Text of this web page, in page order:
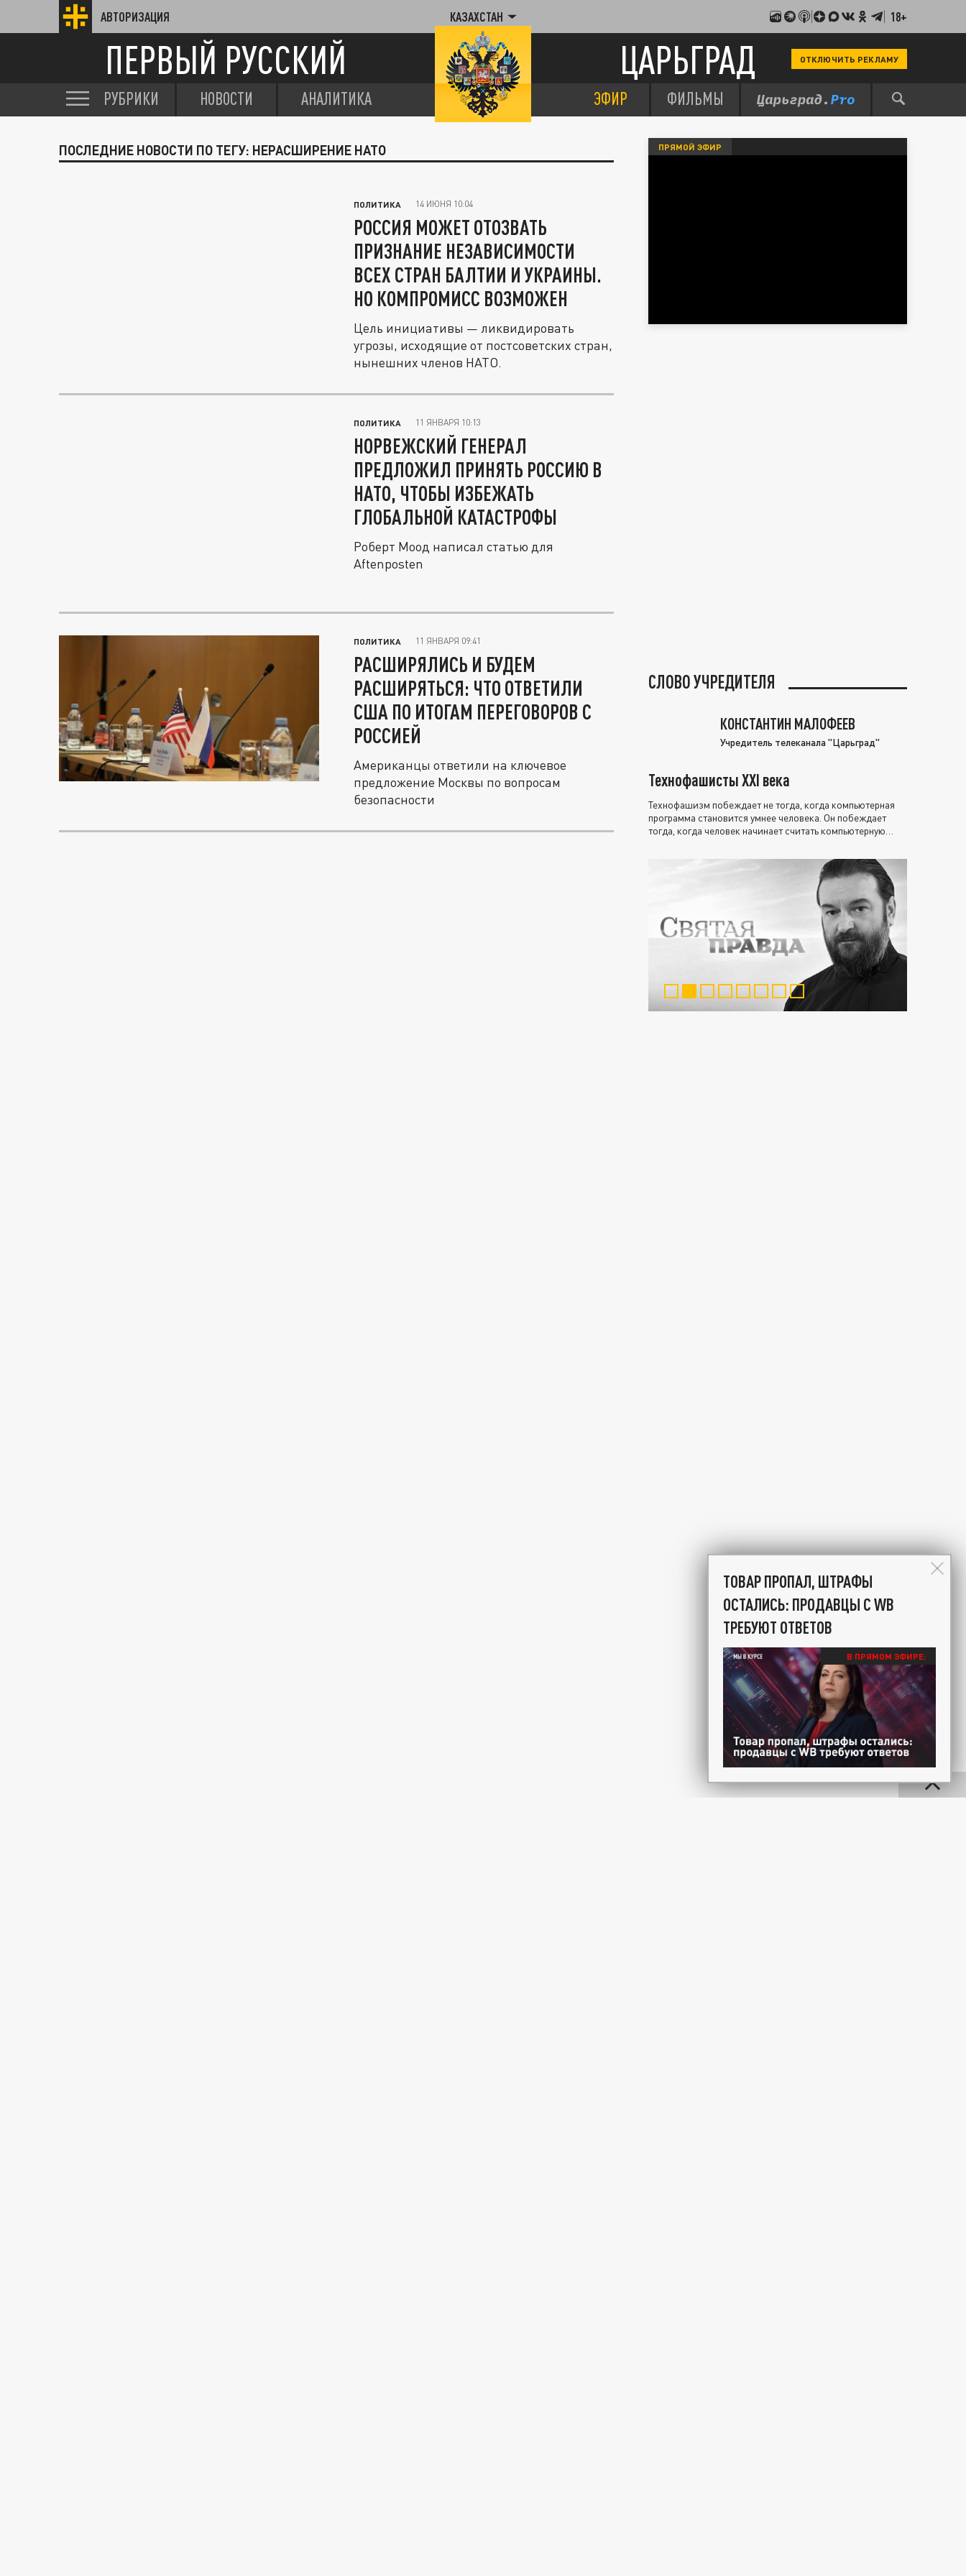
АВТОРИЗАЦИЯ КАЗАХСТАН 18+
ПЕРВЫЙ РУССКИЙ ЦАРЬГРАД ОТКЛЮЧИТЬ РЕКЛАМУ
РУБРИКИ НОВОСТИ АНАЛИТИКА ЭФИР ФИЛЬМЫ
ПОСЛЕДНИЕ НОВОСТИ ПО ТЕГУ: НЕРАСШИРЕНИЕ НАТО
ПОЛИТИКА 14 ИЮНЯ 10:04
РОССИЯ МОЖЕТ ОТОЗВАТЬ
ПРИЗНАНИЕ НЕЗАВИСИМОСТИ
ВСЕХ СТРАН БАЛТИИ И УКРАИНЫ.
НО КОМПРОМИСС ВОЗМОЖЕН
Цель инициативы — ликвидировать
угрозы, исходящие от постсоветских стран,
нынешних членов НАТО.
ПОЛИТИКА 11 ЯНВАРЯ 10:13
НОРВЕЖСКИЙ ГЕНЕРАЛ
ПРЕДЛОЖИЛ ПРИНЯТЬ РОССИЮ В
НАТО, ЧТОБЫ ИЗБЕЖАТЬ
ГЛОБАЛЬНОЙ КАТАСТРОФЫ
Роберт Моод написал статью для
Aftenposten
ПОЛИТИКА 11 ЯНВАРЯ 09:41
РАСШИРЯЛИСЬ И БУДЕМ
РАСШИРЯТЬСЯ: ЧТО ОТВЕТИЛИ
США ПО ИТОГАМ ПЕРЕГОВОРОВ С
РОССИЕЙ
Американцы ответили на ключевое
предложение Москвы по вопросам
безопасности
ПРЯМОЙ ЭФИР
СЛОВО УЧРЕДИТЕЛЯ
КОНСТАНТИН МАЛОФЕЕВ
Учредитель телеканала "Царьград"
Технофашисты XXI века
Технофашизм побеждает не тогда, когда компьютерная
программа становится умнее человека. Он побеждает
тогда, когда человек начинает считать компьютерную
ТОВАР ПРОПАЛ, ШТРАФЫ
ОСТАЛИСЬ: ПРОДАВЦЫ С WB
ТРЕБУЮТ ОТВЕТОВ
В ПРЯМОМ ЭФИРЕ: